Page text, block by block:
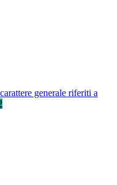
generale riferiti a